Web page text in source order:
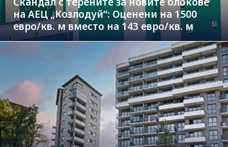
на АЕЦ „Козлодуй“: Оценени на 1500
евро/кв. м вместо на 143 евро/кв. м